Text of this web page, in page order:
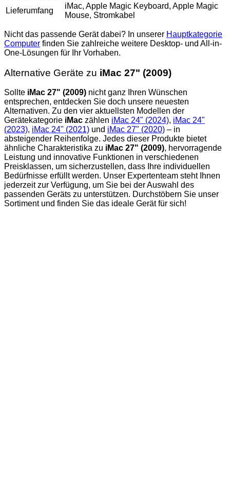
Lieferumfang
iMac, Apple Magic Keyboard, Apple Magic
Mouse, Stromkabel
Nicht das passende Gerät dabei? In unserer Hauptkategorie
Computer finden Sie zahlreiche weitere Desktop- und All-in-
One-Lösungen für Ihr Vorhaben.
Alternative Geräte zu iMac 27" (2009)
Sollte iMac 27" (2009) nicht ganz Ihren Wünschen
entsprechen, entdecken Sie doch unsere neuesten
Alternativen. Zu den vier aktuellsten Modellen der
Gerätekategorie iMac zählen iMac 24" (2024), iMac 24"
(2023), iMac 24" (2021) und iMac 27" (2020) – in
absteigender Reihenfolge. Jedes dieser Produkte bietet
ähnliche Charakteristika zu iMac 27" (2009), hervorragende
Leistung und innovative Funktionen in verschiedenen
Preisklassen, um sicherzustellen, dass Ihre individuellen
Bedürfnisse erfüllt werden. Unser Expertenteam steht Ihnen
jederzeit zur Verfügung, um Sie bei der Auswahl des
passenden Geräts zu unterstützen. Durchstöbern Sie unser
Sortiment und finden Sie das ideale Gerät für sich!